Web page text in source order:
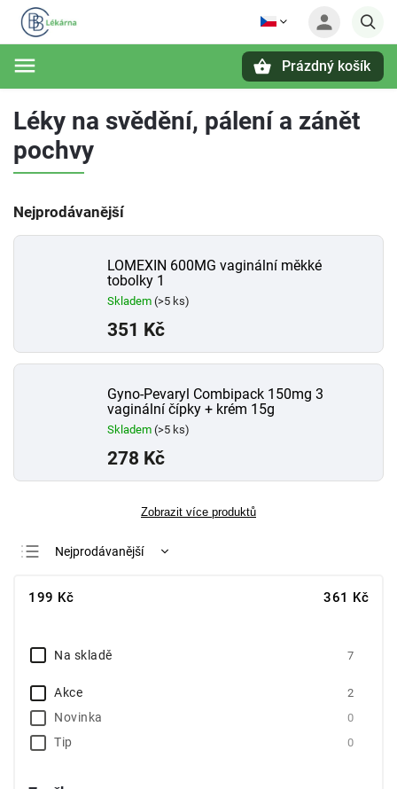
Prázdný košík
Léky na svědění, pálení a zánět
pochvy
Nejprodávanější
LOMEXIN 600MG vaginální měkké
tobolky 1
Skladem (>5 ks)
351 Kč
Gyno-Pevaryl Combipack 150mg 3
vaginální čípky + krém 15g
Skladem (>5 ks)
278 Kč
Zobrazit více produktů
Nejprodávanější
199 Kč 361 Kč
Na skladě 7
Akce 2
Novinka 0
Tip 0